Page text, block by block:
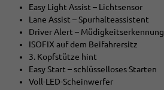
Easy Light Assist – Lichtsensor
Lane Assist – Spurhalteassistent
Driver Alert – Müdigkeitserkennung
ISOFIX auf dem Beifahrersitz
3. Kopfstütze hint
Easy Start – schlüsselloses Starten
Voll-LED-Scheinwerfer